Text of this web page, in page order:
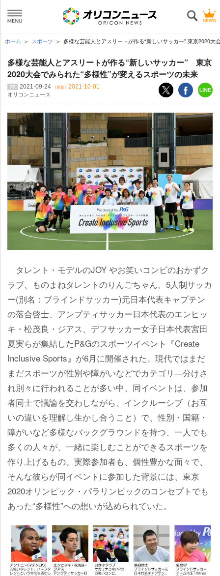
ホーム スポーツ 多様な芸能人とアスリートが作る“新しいサッカー” 東京2020大
多様な芸能人とアスリートが作る“新しいサッカー” 東京
2020大会でみられた“多様性”が変えるスポーツの未来
2021-09-24 （更新） 2021-10-01
オリコンニュース
タレント・モデルのJOY やお笑いコンビのおかずク
ラブ、ものまねタレントのりんごちゃん、5人制サッカ
ー(別名：ブラインドサッカー)元日本代表キャプテン
の落合啓士、アンプティサッカー日本代表のエンヒッ
キ・松茂良・ジアス、デフサッカー女子日本代表宮田
夏実らが集結したP&Gのスポーツイベント『Create
Inclusive Sports』が6月に開催された。現代ではまだ
まだスポーツが性別や障がいなどでカテゴリ―分けさ
れ別々に行われることが多い中、同イベントは、参加
者同士で議論を交わしながら、インクルーシブ（お互
いの違いを理解し生かし合うこと）で、性別・国籍・
障がいなど多様なバックグラウンドを持つ、一人でも
多くの人々が、一緒に楽しむことができるスポーツを
作り上げるもの。実際参加者も、個性豊かな面々で、
そんな彼らが同イベントに参加した背景には、東京
2020オリンピック・パラリンピックのコンセプトでも
あった“多様性”への想いが込められていた。